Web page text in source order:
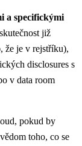
a specifickými
již
že je v rejstříku),
disclosures s
v data room
pokud by
toho, co se